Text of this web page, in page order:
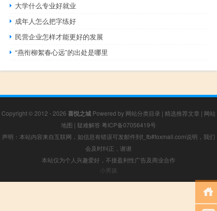
大学什么专业好就业
成年人怎么把字练好
民营企业怎样才能更好的发展
“燕衔柳絮春心远”的出处是哪里
Copyright © 2012 - 2026 喜悦之城 Powered by 网站分类目录 | 精选推荐文章 | 网站
地图 | 疑难解答 粤ICP备07056419号
声明：本站内容来自互联网，如信息有错误可发邮件到f_fb#foxmail.com说明，我们
会及时纠正，谢谢
本站仅为个人兴趣爱好，不接盈利性广告及商业合作
小男孩